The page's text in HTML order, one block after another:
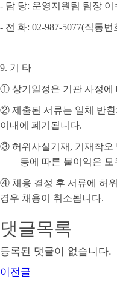
- 담 당: 운영지원팀 팀장 이
- 전 화: 02-987-5077(직통번
9. 기 타
① 상기일정은 기관 사정
② 제출된 서류는 일체 반
이내에 폐기됩니다.
③ 허위사실기재 , 기재착오
등에 따른 불이익은
④ 채용 결정 후 서류에 허
경우 채용이 취소됩니다.
댓글목록
등록된 댓글이 없습니다.
이전글